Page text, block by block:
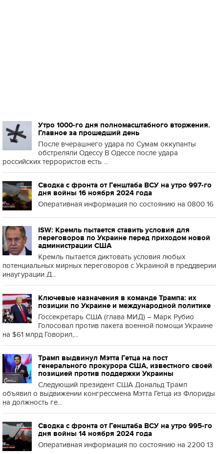
Утро 1000-го дня полномасштабного вторжения.
Главное за прошедший день
После вчерашнего удара по Сумам оккупанты
обстреляли Одессу В Одессе после удара
российских террористов есть ...
Сводка с фронта от Генштаба ВСУ на утро 997-го
дня войны 16 ноября 2024 года
Оперативная информация по состоянию на 0800 16
ISW: Кремль пытается ставить условия для
переговоров по Украине перед приходом новой
администрации США
Кремль пытается диктовать условия любых
потенциальных мирных переговоров с Украиной в преддверии
инаугурации Д...
Ключевые назначения в команде Трампа: их
позиции по Украине и международной политике
Госсекретарь США (глава МИД) – Марк Рубио
Голосовал против пакета военной помощи Украине
на $61 млрд Говорил,...
Трамп выдвинул Мэтта Гетца на пост
генерального прокурора США, известного своей
позицией против поддержки Украины
Следующий президент США Дональд Трамп
объявил о выдвижении конгрессмена Мэтта Гетца из Флориды
на должность ге...
Сводка с фронта от Генштаба ВСУ на утро 995-го
дня войны 14 ноября 2024 года
Оперативная информация по состоянию на 2200 13